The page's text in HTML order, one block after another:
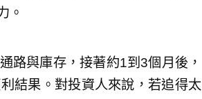
。
路與庫存，接著約1到3個月後，
結果。對投資人來說，若追得太